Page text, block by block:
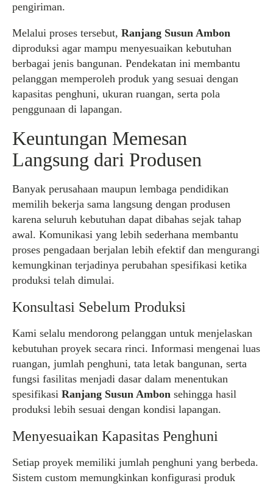
pengiriman.
Melalui proses tersebut, Ranjang Susun Ambon
diproduksi agar mampu menyesuaikan kebutuhan
berbagai jenis bangunan. Pendekatan ini membantu
pelanggan memperoleh produk yang sesuai dengan
kapasitas penghuni, ukuran ruangan, serta pola
penggunaan di lapangan.
Keuntungan Memesan
Langsung dari Produsen
Banyak perusahaan maupun lembaga pendidikan
memilih bekerja sama langsung dengan produsen
karena seluruh kebutuhan dapat dibahas sejak tahap
awal. Komunikasi yang lebih sederhana membantu
proses pengadaan berjalan lebih efektif dan mengurangi
kemungkinan terjadinya perubahan spesifikasi ketika
produksi telah dimulai.
Konsultasi Sebelum Produksi
Kami selalu mendorong pelanggan untuk menjelaskan
kebutuhan proyek secara rinci. Informasi mengenai luas
ruangan, jumlah penghuni, tata letak bangunan, serta
fungsi fasilitas menjadi dasar dalam menentukan
spesifikasi Ranjang Susun Ambon sehingga hasil
produksi lebih sesuai dengan kondisi lapangan.
Menyesuaikan Kapasitas Penghuni
Setiap proyek memiliki jumlah penghuni yang berbeda.
Sistem custom memungkinkan konfigurasi produk